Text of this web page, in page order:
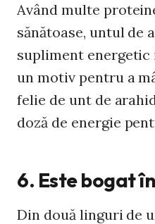
Având multe
sănătoase, untul de
supliment
un motiv pentru a
felie de unt de
doză de energie
6. Este bogat
Din două linguri de